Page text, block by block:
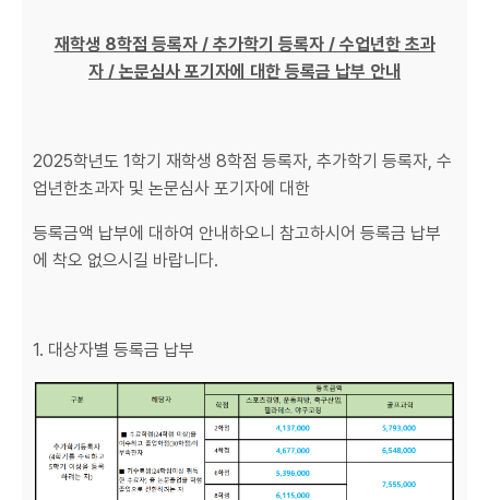
재학생 8학점 등록자 / 추가학기 등록자 / 수업년한 초과
자 / 논문심사 포기자에 대한 등록금 납부 안내
2025학년도 1학기 재학생 8학점 등록자, 추가학기 등록자, 수
업년한초과자 및 논문심사 포기자에 대한
등록금액 납부에 대하여 안내하오니 참고하시어 등록금 납부
에 착오 없으시길 바랍니다.
1. 대상자별 등록금 납부